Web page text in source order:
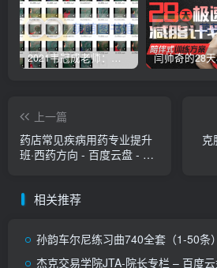
2021韦冠成老师：韦氏天星风水《秘传二十四山吉凶占断要法》 – 百度云盘 – 下载
上一篇
药店常见疾病用药专业提升
班·西药方向 - 百度云盘 - 下
克
相关推荐
孙韵车尔尼练习曲740全套（1-50条
杰克交易学院JTA-院长专栏 – 百度